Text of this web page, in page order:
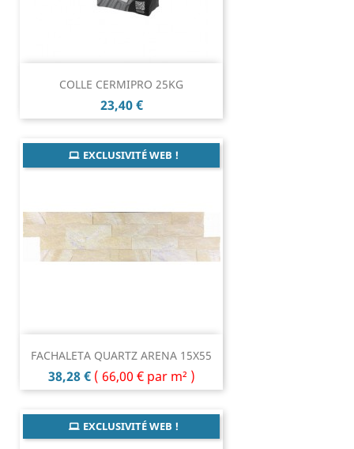
COLLE CERMIPRO 25KG
Prix
23,40 €
FACHALETA QUARTZ ARENA 15X55
Prix
38,28 € ( 66,00 € par m² )
EXCLUSIVITÉ WEB !
EXCLUSIVITÉ WEB !